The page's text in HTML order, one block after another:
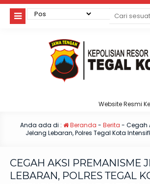
Website Resmi
Anda ada di : Beranda - Berita - Cegah
Jelang Lebaran, Polres Tegal Kota
CEGAH AKSI PREMANISME
LEBARAN, POLRES TEGAL